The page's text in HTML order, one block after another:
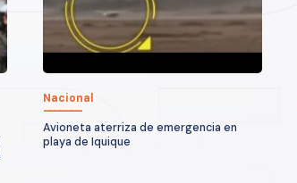
Nacional
Avioneta aterriza de emergencia en
playa de Iquique